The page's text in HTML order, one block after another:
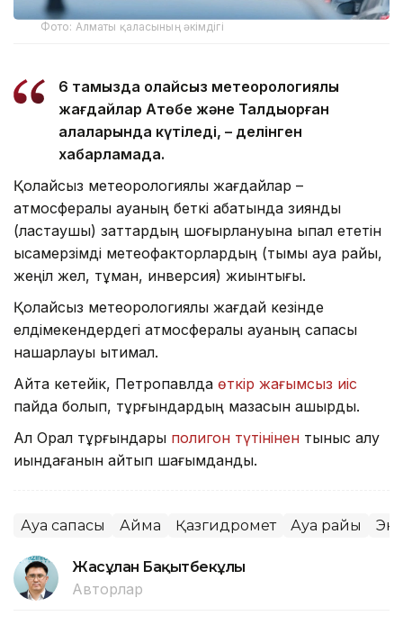
Фото: Алматы қаласының әкімдігі
6 тамызда қолайсыз метеорологиялық
жағдайлар Ақтөбе және Талдықорған
қалаларында күтіледі, – делінген
хабарламада.
Қолайсыз метеорологиялық жағдайлар –
атмосфералық ауаның беткі қабатында зиянды
(ластаушы) заттардың шоғырлануына ықпал ететін
қысқамерзімді метеофакторлардың (тымық ауа райы,
жеңіл жел, тұман, инверсия) жиынтығы.
Қолайсыз метеорологиялық жағдай кезінде
елдімекендердегі атмосфералық ауаның сапасы
нашарлауы ықтимал.
Айта кетейік, Петропавлда өткір жағымсыз иіс
пайда болып, тұрғындардың мазасын қашырды.
Ал Орал тұрғындары полигон түтінінен тыныс алу
қиындағанын айтып шағымданды.
Ауа сапасы Аймақ Қазгидромет Ауа райы
Жасұлан Бақытбекұлы
Авторлар